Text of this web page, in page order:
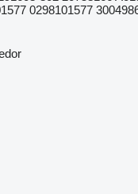
0298101577